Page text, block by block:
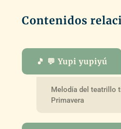
Contenidos
🎵 💬 Yupi yupiyú
Melodía del teatrillo
Primavera